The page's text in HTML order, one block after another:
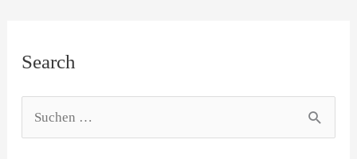
Search